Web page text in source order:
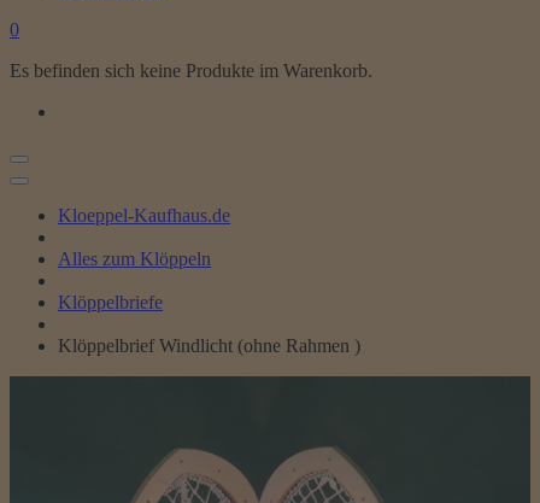
0
Es befinden sich keine Produkte im Warenkorb.
Kloeppel-Kaufhaus.de
Alles zum Klöppeln
Klöppelbriefe
Klöppelbrief Windlicht (ohne Rahmen )